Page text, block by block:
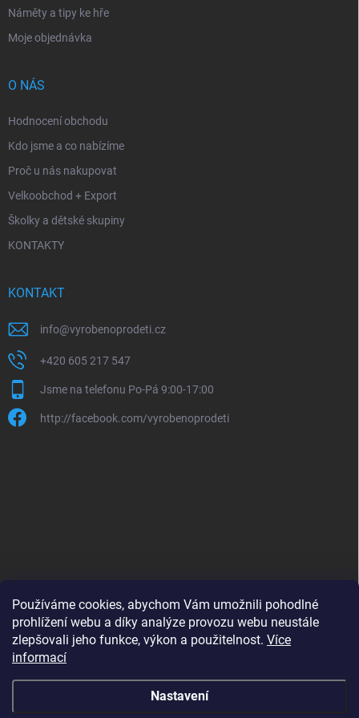
Používáme cookies, abychom Vám umožnili pohodlné
prohlížení webu a díky analýze provozu webu neustále
zlepšovali jeho funkce, výkon a použitelnost. Více
informací
Nastavení
Náměty a tipy ke hře
Moje objednávka
O NÁS
Hodnocení obchodu
Kdo jsme a co nabízíme
Proč u nás nakupovat
Velkoobchod + Export
Školky a dětské skupiny
KONTAKTY
KONTAKT
info@vyrobenoprodeti.cz
+420 605 217 547
Jsme na telefonu Po-Pá 9:00-17:00
http://facebook.com/vyrobenoprodeti
B2B shop pro obchodníky - www.krokido.cz